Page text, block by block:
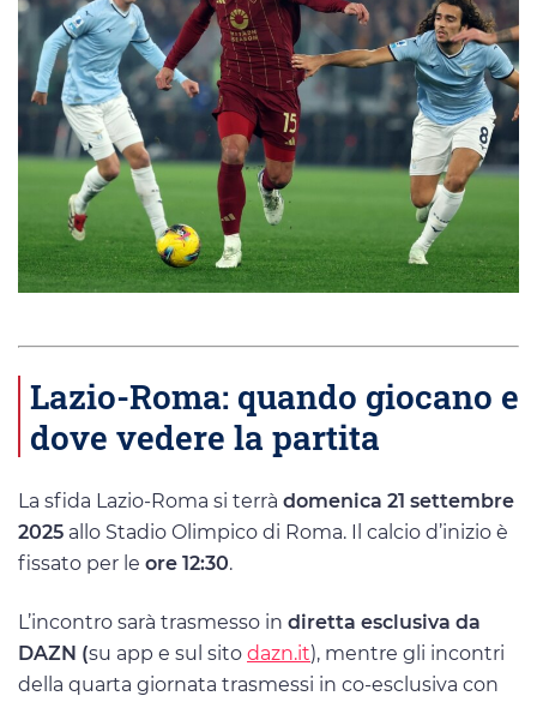
Lazio-Roma: quando giocano e
dove vedere la partita
La sfida Lazio-Roma si terrà domenica 21 settembre
2025 allo Stadio Olimpico di Roma. Il calcio d’inizio è
fissato per le ore 12:30.
L’incontro sarà trasmesso in diretta esclusiva da
DAZN (su app e sul sito dazn.it), mentre gli incontri
della quarta giornata trasmessi in co-esclusiva con